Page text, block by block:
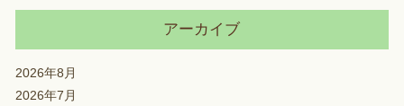
アーカイブ
2026年8月
2026年7月